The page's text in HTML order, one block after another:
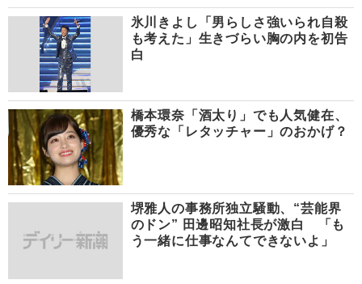
氷川きよし「男らしさ強いられ自殺
も考えた」生きづらい胸の内を初告
白
橋本環奈「酒太り」でも人気健在、
優秀な「レタッチャー」のおかげ？
堺雅人の事務所独立騒動、“芸能界
のドン” 田邊昭知社長が激白 「も
う一緒に仕事なんてできないよ」